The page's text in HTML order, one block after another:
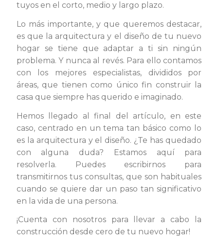
tuyos en el corto, medio y largo plazo.
Lo más importante, y que queremos destacar,
es que la arquitectura y el diseño de tu nuevo
hogar se tiene que adaptar a ti sin ningún
problema. Y nunca al revés. Para ello contamos
con los mejores especialistas, divididos por
áreas, que tienen como único fin construir la
casa que siempre has querido e imaginado.
Hemos llegado al final del artículo, en este
caso, centrado en un tema tan básico como lo
es la arquitectura y el diseño. ¿Te has quedado
con alguna duda? Estamos aquí para
resolverla. Puedes escribirnos para
transmitirnos tus consultas, que son habituales
cuando se quiere dar un paso tan significativo
en la vida de una persona.
¡Cuenta con nosotros para llevar a cabo la
construcción desde cero de tu nuevo hogar!